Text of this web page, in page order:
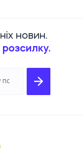
новин.